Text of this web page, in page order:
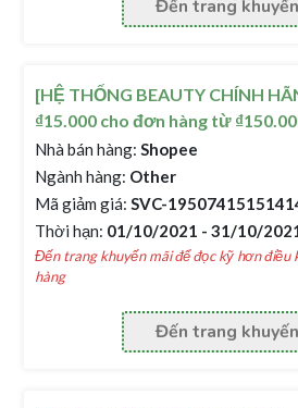
Đến trang
[HỆ THỐNG BEAUTY CHÍNH
₫15.000 cho đơn hàng từ
Nhà bán hàng: Shopee
Ngành hàng: Other
Mã giảm giá: SVC-
Thời hạn: 01/10/2021 - 31/10/
Đến trang khuyến mãi để đọc kỹ hơn điều
hàng
Đến trang